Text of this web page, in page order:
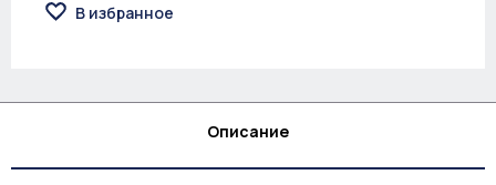
В избранное
Описание